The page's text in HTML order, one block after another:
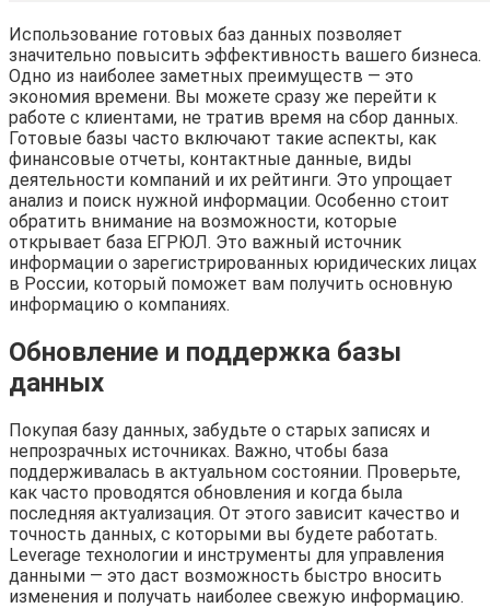
Использование готовых баз данных позволяет
значительно повысить эффективность вашего бизнеса.
Одно из наиболее заметных преимуществ — это
экономия времени. Вы можете сразу же перейти к
работе с клиентами, не тратив время на сбор данных.
Готовые базы часто включают такие аспекты, как
финансовые отчеты, контактные данные, виды
деятельности компаний и их рейтинги. Это упрощает
анализ и поиск нужной информации. Особенно стоит
обратить внимание на возможности, которые
открывает база ЕГРЮЛ. Это важный источник
информации о зарегистрированных юридических лицах
в России, который поможет вам получить основную
информацию о компаниях.
Обновление и поддержка базы
данных
Покупая базу данных, забудьте о старых записях и
непрозрачных источниках. Важно, чтобы база
поддерживалась в актуальном состоянии. Проверьте,
как часто проводятся обновления и когда была
последняя актуализация. От этого зависит качество и
точность данных, с которыми вы будете работать.
Leverage технологии и инструменты для управления
данными — это даст возможность быстро вносить
изменения и получать наиболее свежую информацию.